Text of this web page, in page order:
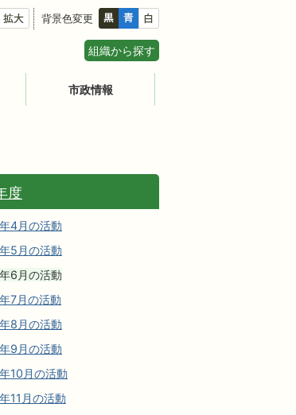
背景色変更
組織から探す
市政情報
度
4月の活動
5月の活動
6月の活動
7月の活動
8月の活動
9月の活動
10月の活動
11月の活動